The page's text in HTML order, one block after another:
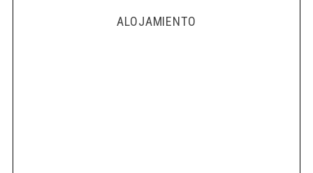
ALOJAMIENTO